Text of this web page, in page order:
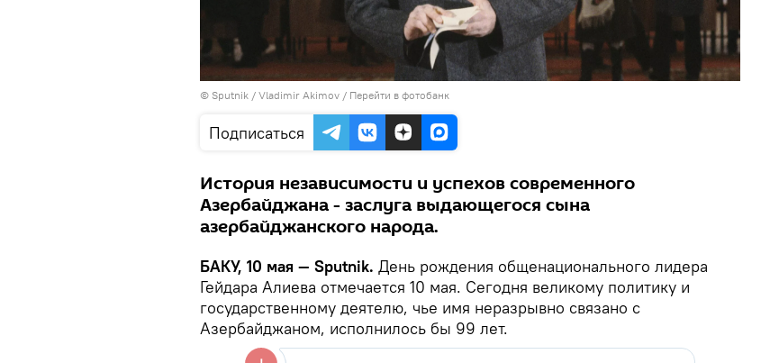
© Sputnik / Vladimir Akimov / Перейти в фотобанк
Подписаться
История независимости и успехов современного
Азербайджана - заслуга выдающегося сына
азербайджанского народа.
БАКУ, 10 мая — Sputnik. День рождения общенационального лидера
Гейдара Алиева отмечается 10 мая. Сегодня великому политику и
государственному деятелю, чье имя неразрывно связано с
Азербайджаном, исполнилось бы 99 лет.